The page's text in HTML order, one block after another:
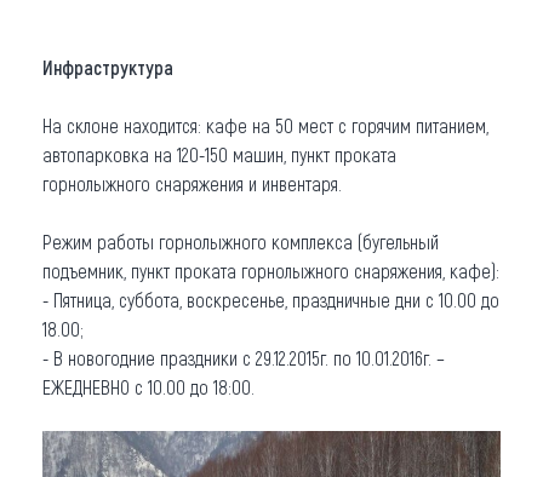
Инфраструктура
На склоне находится: кафе на 50 мест с горячим питанием,
автопарковка на 120-150 машин, пункт проката
горнолыжного снаряжения и инвентаря.
Режим работы горнолыжного комплекса (бугельный
подъемник, пункт проката горнолыжного снаряжения, кафе):
- Пятница, суббота, воскресенье, праздничные дни с 10.00 до
18.00;
- В новогодние праздники с 29.12.2015г. по 10.01.2016г. –
ЕЖЕДНЕВНО с 10.00 до 18:00.